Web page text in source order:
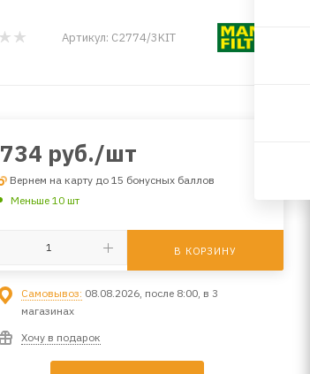
Артикул: C2774/3KIT
734 руб./шт
Вернем на карту до 15 бонусных баллов
Меньше 10 шт
В КОРЗИНУ
Самовывоз: 08.08.2026, после 8:00, в 3
магазинах
Хочу в подарок